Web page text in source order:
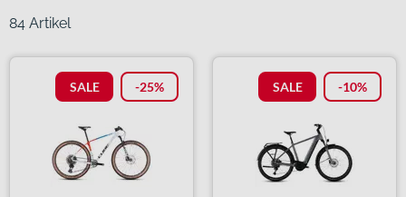
84 Artikel
SALE -25% SALE -10%